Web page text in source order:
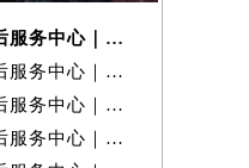
1、重庆萧邦官方售后服务中心｜全部地址与24小时客服电话权威信息公示
2、重庆萧邦官方售后服务中心｜官方热线和门店地址权威信息公示（2026年
3、重庆萧邦官方售后服务中心｜最新热线和完整地址权威信息公示（2026年
4、重庆萧邦官方售后服务中心｜详细地址与24小时售后电话权威信息公示